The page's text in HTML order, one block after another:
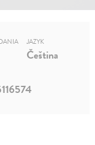
JAZYK
Čeština